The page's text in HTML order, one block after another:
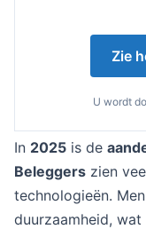
Zie
U wordt
In 2025 is de
Beleggers zien
technologieën.
duurzaamheid,